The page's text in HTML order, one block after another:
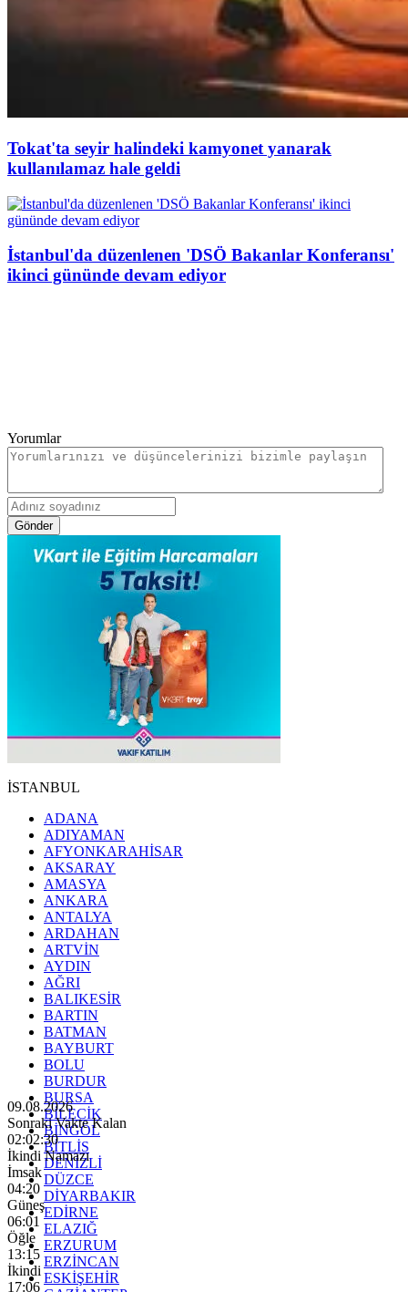
Tokat'ta seyir halindeki kamyonet yanarak
kullanılamaz hale geldi
İstanbul'da düzenlenen 'DSÖ Bakanlar Konferansı'
ikinci gününde devam ediyor
Yorumlar
Gönder
İSTANBUL
ADANA
ADIYAMAN
AFYONKARAHİSAR
AKSARAY
AMASYA
ANKARA
ANTALYA
ARDAHAN
ARTVİN
AYDIN
AĞRI
BALIKESİR
BARTIN
BATMAN
BAYBURT
BOLU
BURDUR
BURSA
BİLECİK
BİNGÖL
BİTLİS
DENİZLİ
DÜZCE
DİYARBAKIR
EDİRNE
ELAZIĞ
ERZURUM
ERZİNCAN
ESKİŞEHİR
09.08.2026
Sonraki Vakte Kalan
02:02:28
İkindi Namazı
İmsak
04:20
Güneş
06:01
Öğle
13:15
İkindi
17:06